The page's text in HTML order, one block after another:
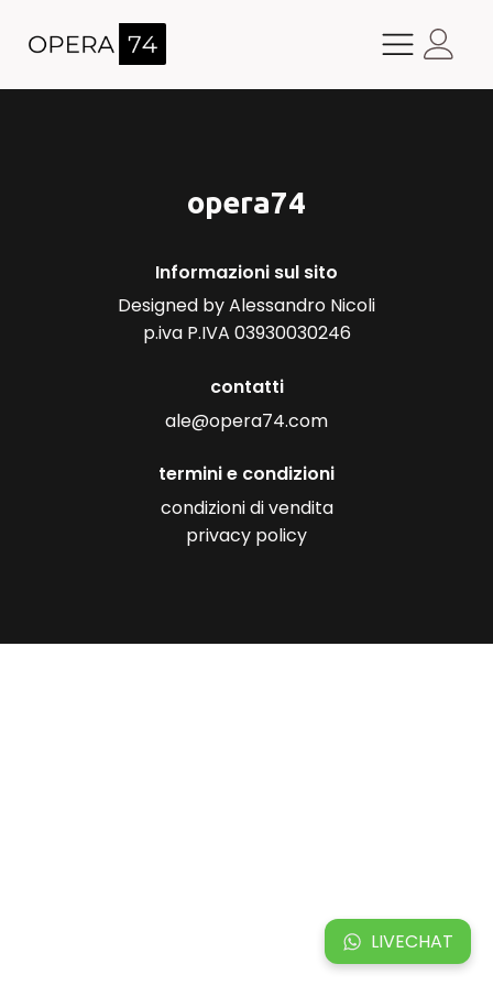
LIVECHAT
opera74
Informazioni sul sito
Designed by Alessandro Nicoli
p.iva P.IVA 03930030246
contatti
ale@opera74.com
termini e condizioni
condizioni di vendita
privacy policy